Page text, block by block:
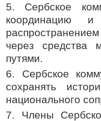
5. Сербское
координацию
через средства
путями.
6. Сербское
сохранять
национального
7. Члены